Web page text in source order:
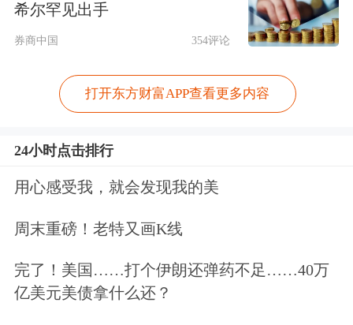
希尔罕见出手
券商中国 354评论
打开东方财富APP查看更多内容
24小时点击排行
用心感受我，就会发现我的美
周末重磅！老特又画K线
完了！美国……打个伊朗还弹药不足……40万
亿美元美债拿什么还？